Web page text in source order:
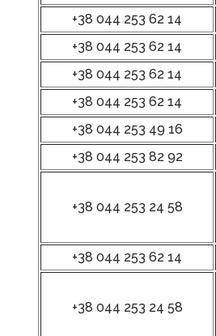
+38 044 253 62 14
+38 044 253 62 14
+38 044 253 62 14
+38 044 253 62 14
+38 044 253 49 16
+38 044 253 82 92
+38 044 253 24 58
+38 044 253 62 14
+38 044 253 24 58